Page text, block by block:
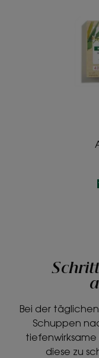
Bei der
Schuppen
diese zu